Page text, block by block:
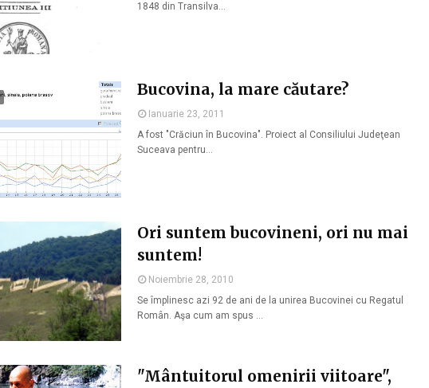
1848 din Transilva…
Bucovina, la mare căutare?
Ianuarie 23, 2011
A fost "Crăciun în Bucovina". Proiect al Consiliului Judeţean
Suceava pentru…
Ori suntem bucovineni, ori nu mai
suntem!
Noiembrie 28, 2010
Se împlinesc azi 92 de ani de la unirea Bucovinei cu Regatul
Român. Aşa cum am spus …
"Mântuitorul omenirii viitoare",